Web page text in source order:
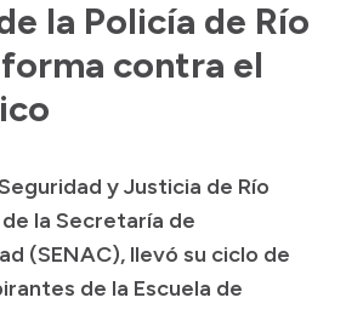
la Policía de Río
contra el
y Justicia de Río
la Secretaría de
(SENAC), llevó su ciclo de
de la Escuela de